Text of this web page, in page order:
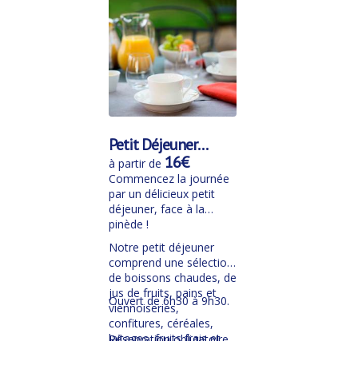
Petit Déjeuner
buffet
à partir de 16€
Commencez la journée
par un délicieux petit
déjeuner, face à la
pinède !
Notre petit déjeuner
comprend une sélection
de boissons chaudes, de
jus de fruits, pains et
viennoiseries,
confitures, céréales,
laitages, fruits frais et
Ouvert de 6h30 à 9h30.
Réservation obligatoire